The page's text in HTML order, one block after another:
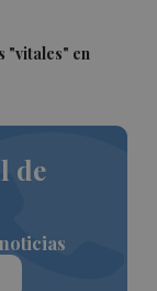
"vitales" en
de